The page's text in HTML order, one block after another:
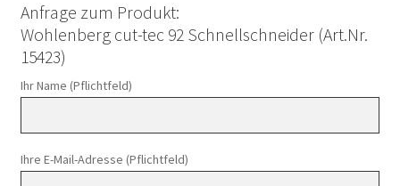
Anfrage zum Produkt:
Wohlenberg cut-tec 92 Schnellschneider (Art.Nr.
15423)
Ihr Name (Pflichtfeld)
Ihre E-Mail-Adresse (Pflichtfeld)